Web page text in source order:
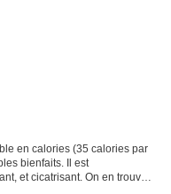
en calories (35 calories par
bienfaits. Il est
et cicatrisant. On en trouve